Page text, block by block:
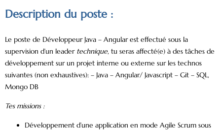
Description du poste :
Le poste de Développeur Java – Angular est effectué sous la
supervision d’un leader technique, tu seras affecté(e) à des tâches de
développement sur un projet interne ou externe sur les technos
suivantes (non exhaustives): – Java – Angular/ Javascript – Git – SQL,
Mongo DB
Tes missions :
Développement d’une application en mode Agile Scrum sous